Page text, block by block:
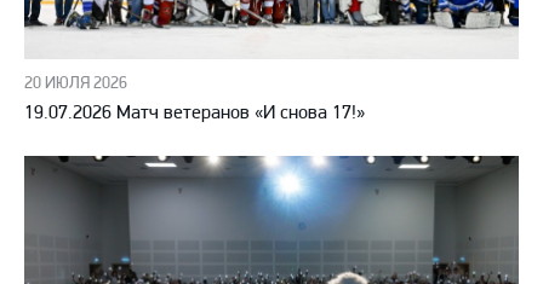
20 ИЮЛЯ 2026
19.07.2026 Матч ветеранов «И снова 17!»